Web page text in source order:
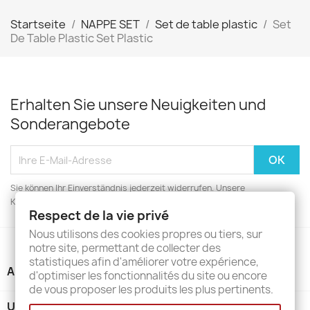
Startseite NAPPE SET Set de table plastic
Set
De Table Plastic Set Plastic
Erhalten Sie unsere Neuigkeiten und
Sonderangebote
Sie können Ihr Einverständnis jederzeit widerrufen. Unsere
Kontaktinformationen finden Sie u. a. in der Datenschutzerklärung.
ARTIKEL
UNTERNEHMEN
Respect de la vie privé
Nous utilisons des cookies propres ou tiers, sur
notre site, permettant de collecter des
statistiques afin d'améliorer votre expérience,
d'optimiser les fonctionnalités du site ou encore
de vous proposer les produits les plus pertinents.